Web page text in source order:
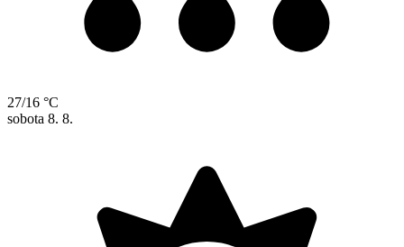
27/16 °C
sobota 8. 8.